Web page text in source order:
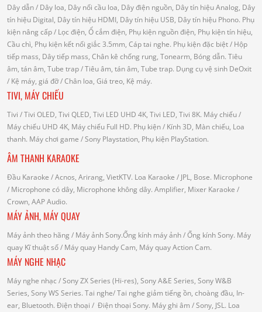
Dây dẫn/ Dây loa, Dây nối cầu loa, Dây điện nguồn, Dây tín hiệu Analog, Dây
tín hiệu Digital, Dây tín hiệu HDMI, Dây tín hiệu USB, Dây tín hiệu Phono. Phụ
kiện nâng cấp/ Lọc điện, Ổ cắm điện, Phụ kiện nguồn điện, Phụ kiện tín hiệu,
Cầu chì, Phụ kiện kết nối giắc 3.5mm, Cáp tai nghe. Phụ kiện đặc biệt/ Hộp
tiếp mass, Dây tiếp mass, Chân kê chống rung, Tonearm, Bóng dẫn. Tiêu
âm, tán âm, Tube trap/ Tiêu âm, tán âm, Tube trap. Dụng cụ vệ sinh DeOxit
/ Kệ máy, giá đỡ/ Chân loa, Giá treo, Kệ máy.
TIVI, MÁY CHIẾU
Tivi / Tivi OLED, Tivi QLED, Tivi LED UHD 4K, Tivi LED, Tivi 8K. Máy chiếu/
Máy chiếu UHD 4K, Máy chiếu Full HD. Phụ kiện/ Kính 3D, Màn chiếu, Loa
thanh. Máy chơi game / Sony Playstation, Phụ kiện PlayStation.
ÂM THANH KARAOKE
Đầu Karaoke / Acnos, Arirang, VietKTV. Loa Karaoke / JPL, Bose. Microphone
/ Microphone có dây, Microphone không dây. Amplifier, Mixer Karaoke /
Crown, AAP Audio.
MÁY ẢNH, MÁY QUAY
Máy ảnh theo hãng / Máy ảnh Sony.Ống kính máy ảnh / Ống kính Sony. Máy
quay Kĩ thuật số/ Máy quay Handy Cam, Máy quay Action Cam.
MÁY NGHE NHẠC
Máy nghe nhạc / Sony ZX Series (Hi-res), Sony A&E Series, Sony W&B
Series, Sony WS Series. Tai nghe/ Tai nghe giảm tiếng ồn, choàng đầu, In-
ear, Bluetooth. Điện thoại / Điện thoại Sony. Máy ghi âm / Sony, JSL. Loa